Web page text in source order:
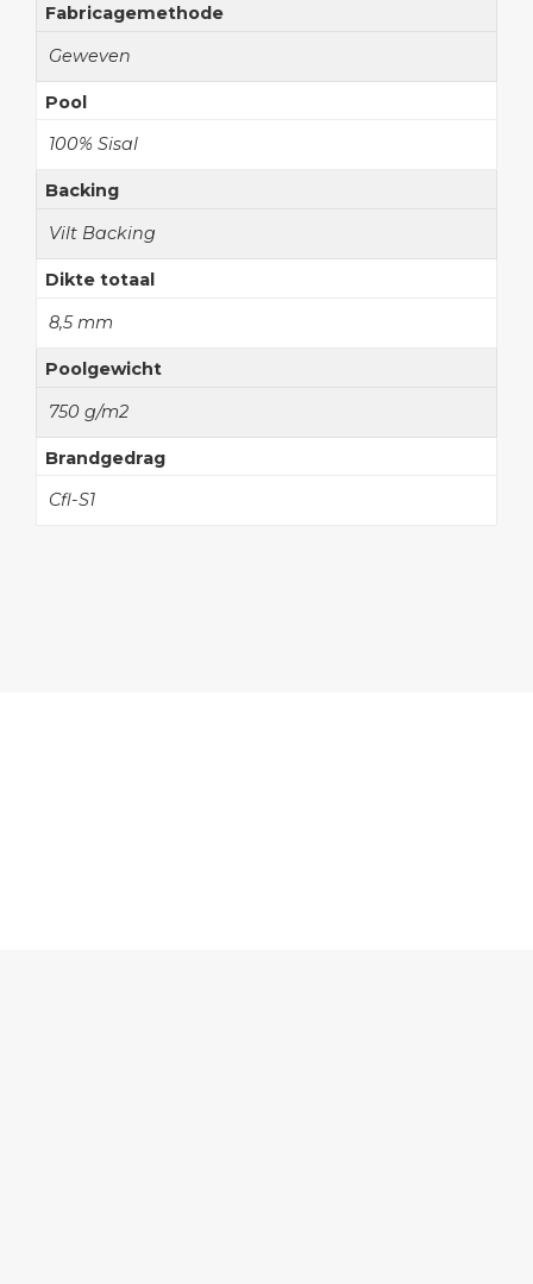
Fabricagemethode
Geweven
Pool
100% Sisal
Backing
Vilt Backing
Dikte totaal
8,5 mm
Poolgewicht
750 g/m2
Brandgedrag
Cfl-S1